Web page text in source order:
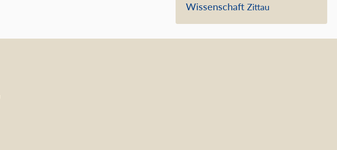
Wissenschaft Zittau